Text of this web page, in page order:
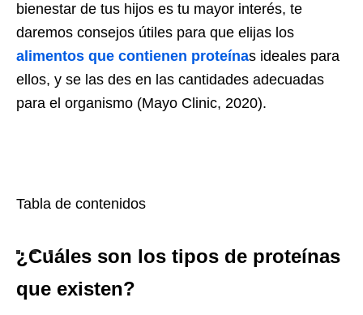
bienestar de tus hijos es tu mayor interés, te
daremos consejos útiles para que elijas los
alimentos que contienen proteínas ideales para
ellos, y se las des en las cantidades adecuadas
para el organismo (Mayo Clinic, 2020).
Tabla de contenidos
¿Cuáles son los tipos de proteínas
que existen?